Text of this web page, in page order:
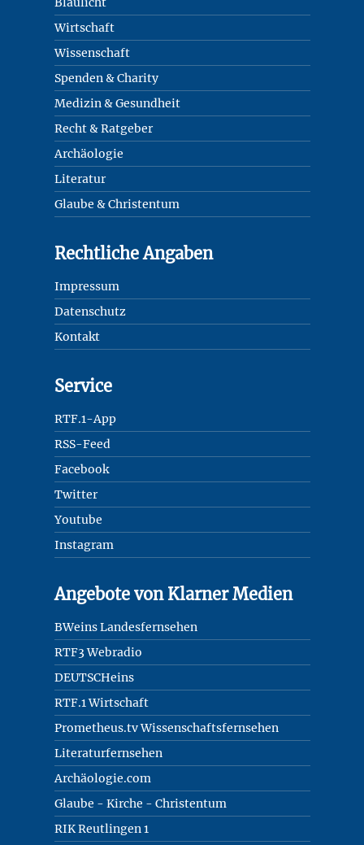
Wirtschaft
Wissenschaft
Spenden & Charity
Medizin & Gesundheit
Recht & Ratgeber
Archäologie
Literatur
Glaube & Christentum
Rechtliche Angaben
Impressum
Datenschutz
Kontakt
Service
RTF.1-App
RSS-Feed
Facebook
Twitter
Youtube
Instagram
Angebote von Klarner Medien
BWeins Landesfernsehen
RTF3 Webradio
DEUTSCHeins
RTF.1 Wirtschaft
Prometheus.tv Wissenschaftsfernsehen
Literaturfernsehen
Archäologie.com
Glaube - Kirche - Christentum
RIK Reutlingen 1